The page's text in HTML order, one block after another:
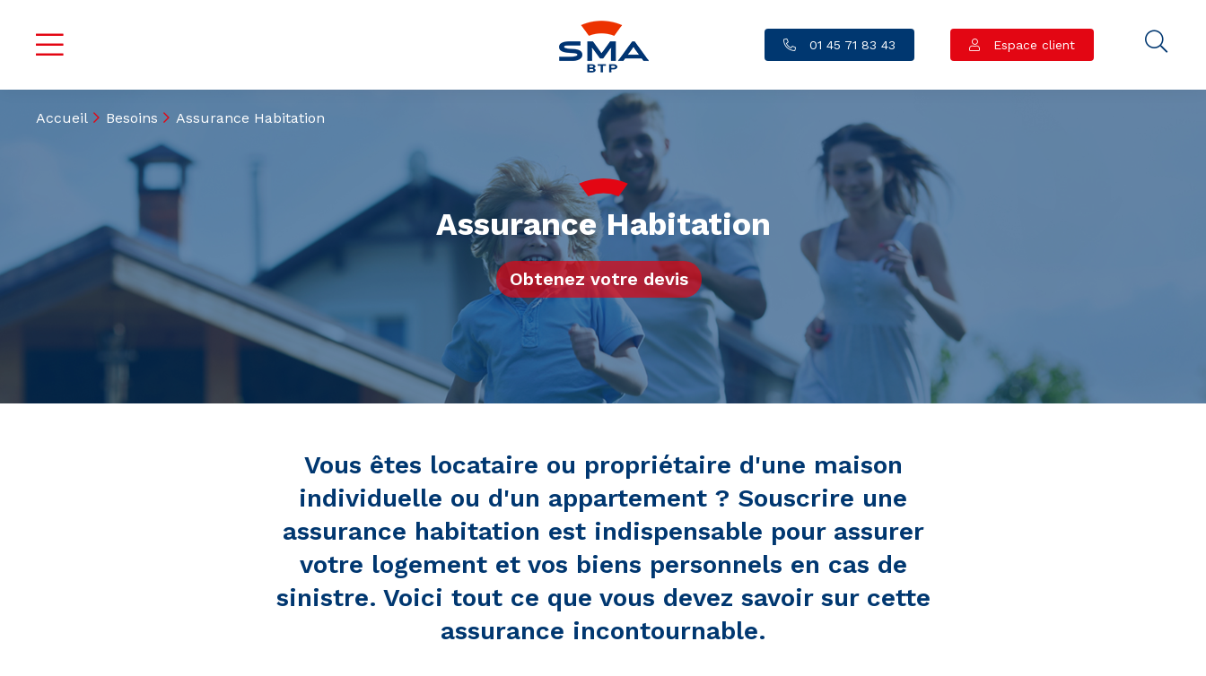
01 45 71 83 43 Espace client
Accueil Besoins Assurance Habitation
Assurance Habitation
Obtenez votre devis
Vous êtes locataire ou propriétaire d'une maison
individuelle ou d'un appartement ? Souscrire une
assurance habitation est indispensable pour assurer
votre logement et vos biens personnels en cas de
sinistre. Voici tout ce que vous devez savoir sur cette
assurance incontournable.